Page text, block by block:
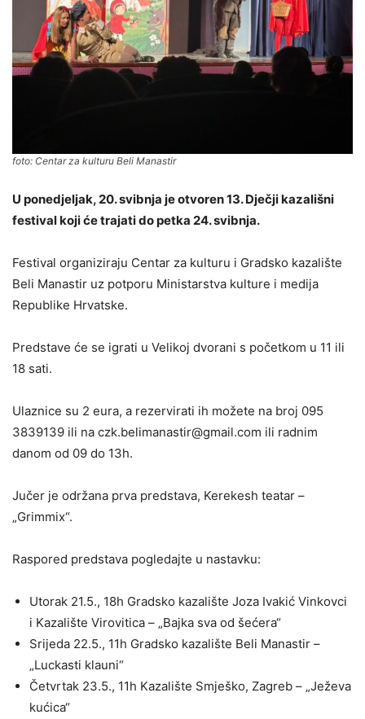
foto: Centar za kulturu Beli Manastir
U ponedjeljak, 20. svibnja je otvoren 13. Dječji kazališni
festival koji će trajati do petka 24. svibnja.
Festival organiziraju Centar za kulturu i Gradsko kazalište
Beli Manastir uz potporu Ministarstva kulture i medija
Republike Hrvatske.
Predstave će se igrati u Velikoj dvorani s početkom u 11 ili
18 sati.
Ulaznice su 2 eura, a rezervirati ih možete na broj 095
3839139 ili na czk.belimanastir@gmail.com ili radnim
danom od 09 do 13h.
Jučer je održana prva predstava, Kerekesh teatar –
„Grimmix“.
Raspored predstava pogledajte u nastavku:
Utorak 21.5., 18h Gradsko kazalište Joza Ivakić Vinkovci
i Kazalište Virovitica – „Bajka sva od šećera“
Srijeda 22.5., 11h Gradsko kazalište Beli Manastir –
„Luckasti klauni“
Četvrtak 23.5., 11h Kazalište Smješko, Zagreb – „Ježeva
kućica“